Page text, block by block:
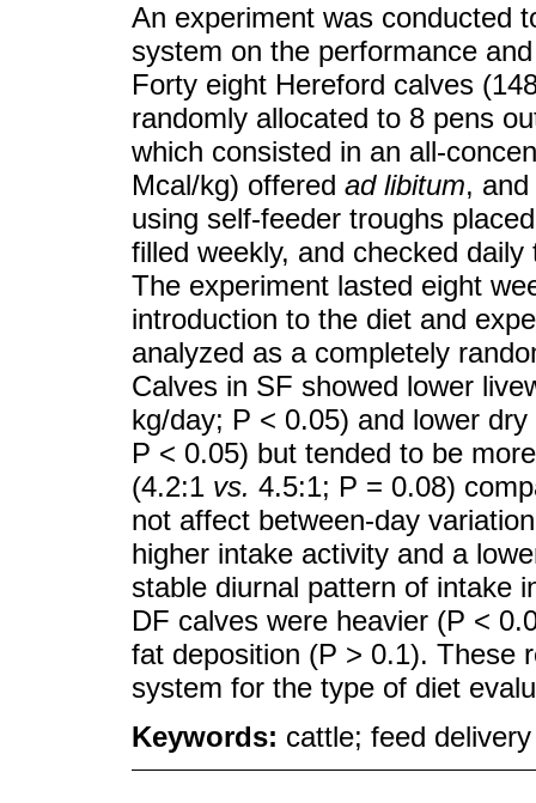
An experiment was conducted
system on the performance
Forty eight Hereford calves
randomly allocated to 8 pens
which consisted in an all-
Mcal/kg) offered ad libitum,
using self-feeder troughs
filled weekly, and checked
The experiment lasted eight
introduction to the diet and
analyzed as a completely
Calves in SF showed lower
kg/day; P < 0.05) and lower
P < 0.05) but tended to be
(4.2:1 vs. 4.5:1; P = 0.08)
not affect between-day
higher intake activity and a
stable diurnal pattern of intake
DF calves were heavier (P <
fat deposition (P > 0.1). These
system for the type of diet
Keywords: cattle; feed